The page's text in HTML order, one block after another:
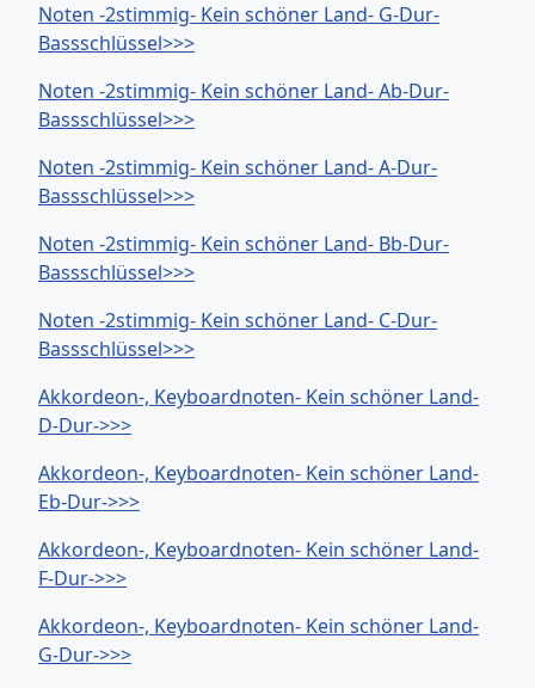
Noten -2stimmig- Kein schöner Land- G-Dur-
Bassschlüssel>>>
Noten -2stimmig- Kein schöner Land- Ab-Dur-
Bassschlüssel>>>
Noten -2stimmig- Kein schöner Land- A-Dur-
Bassschlüssel>>>
Noten -2stimmig- Kein schöner Land- Bb-Dur-
Bassschlüssel>>>
Noten -2stimmig- Kein schöner Land- C-Dur-
Bassschlüssel>>>
Akkordeon-, Keyboardnoten- Kein schöner Land-
D-Dur->>>
Akkordeon-, Keyboardnoten- Kein schöner Land-
Eb-Dur->>>
Akkordeon-, Keyboardnoten- Kein schöner Land-
F-Dur->>>
Akkordeon-, Keyboardnoten- Kein schöner Land-
G-Dur->>>